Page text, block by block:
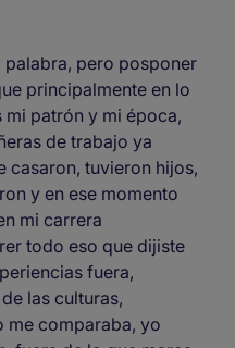
palabra, pero posponer
principalmente en lo
patrón y mi época,
de trabajo ya
casaron, tuvieron hijos,
y en ese momento
mi carrera
todo eso que dijiste
fuera,
las culturas,
me comparaba, yo